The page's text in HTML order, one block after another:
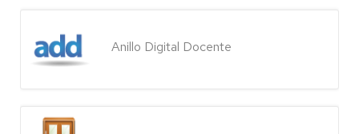
Anillo Digital Docente